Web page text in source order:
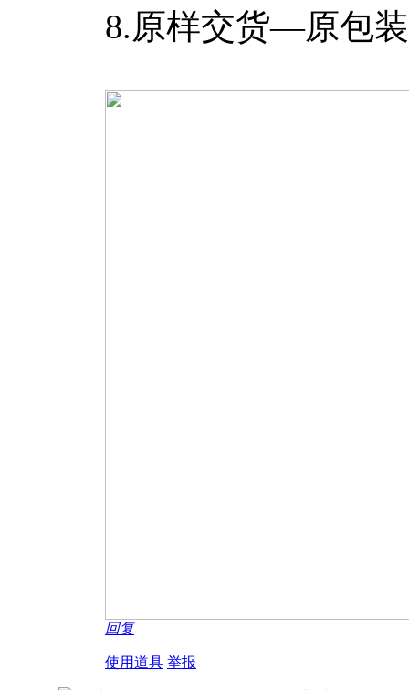
8.原样交货—原包
回复
使用道具 举报